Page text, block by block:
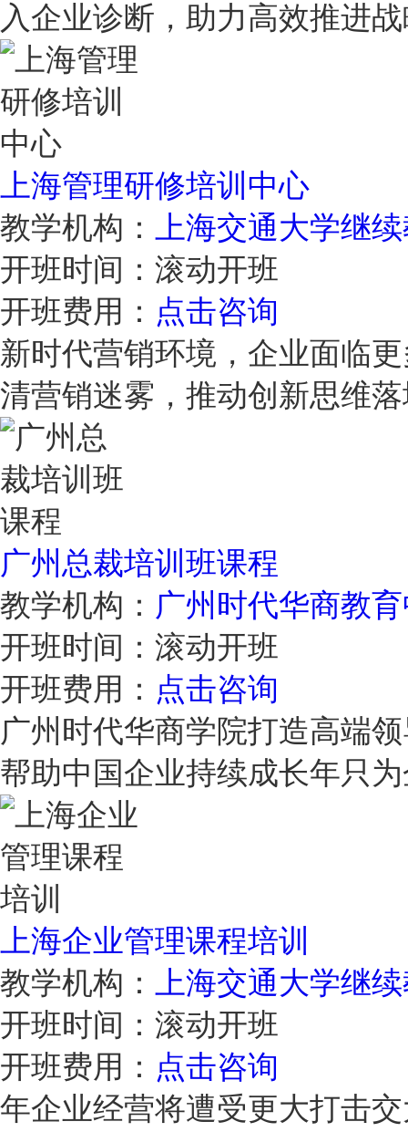
入企业诊断，助力高效推
上海管理研修培训中心
教学机构：
上海交通大学继
开班时间： 滚动开班
开班费用： 点击咨询
新时代营销环境，企业面临
清营销迷雾，推动创新思维
广州总裁培训班课程
教学机构： 广州时代华商教
开班时间： 滚动开班
开班费用： 点击咨询
广州时代华商学院打造高端
帮助中国企业持续成长年只
上海企业管理课程培训
教学机构：
上海交通大学继
开班时间： 滚动开班
开班费用： 点击咨询
年企业经营将遭受更大打击